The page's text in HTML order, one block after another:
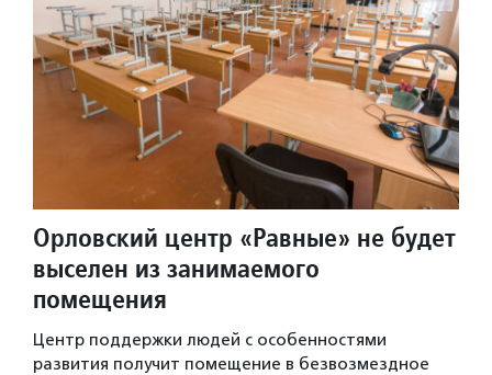
Орловский центр «Равные» не будет
выселен из занимаемого
помещения
Центр поддержки людей с особенностями
развития получит помещение в безвозмездное